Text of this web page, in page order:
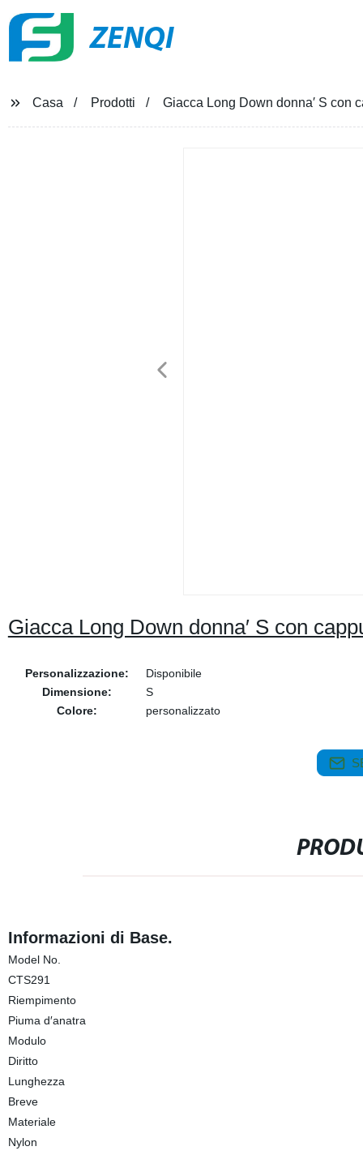
ZENQI
Casa Prodotti Giacca Long Down donna′ S con
Giacca Long Down donna′ S con
Personalizzazione:
Disponibile
Dimensione:
S
Colore:
personalizzato
Informazioni di Base.
Model No.
CTS291
Riempimento
Piuma d′anatra
Modulo
Diritto
Lunghezza
Breve
Materiale
Nylon